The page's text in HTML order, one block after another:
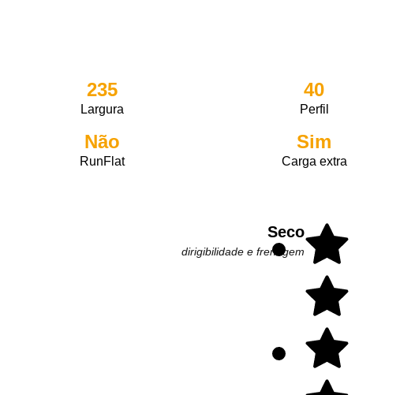
235
Largura
40
Perfil
Não
RunFlat
Sim
Carga extra
Seco
dirigibilidade e frenagem